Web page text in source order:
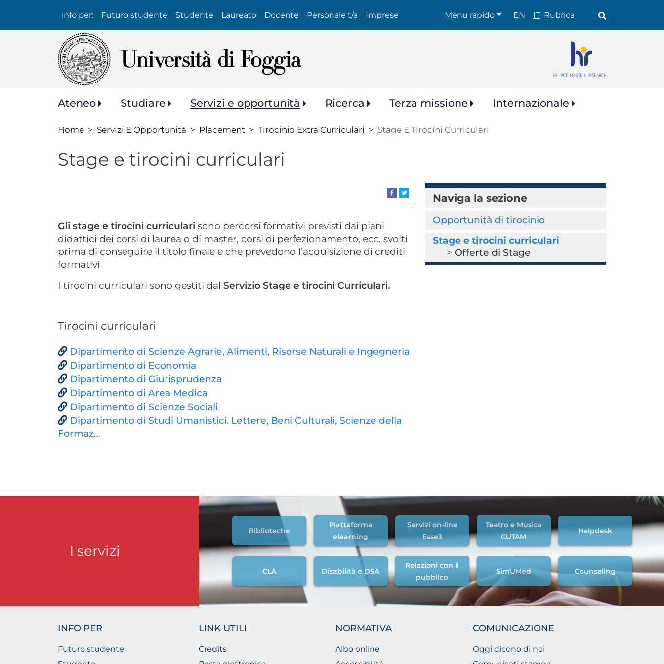
Info
per:
info per: Futuro studente Studente Laureato Docente Personale t/a Imprese Shortcuts
Menu rapido EN IT Rubrica
Navigazione
Ateneo Studiare Servizi e opportunità Ricerca Terza missione Internazionale
Home Servizi E Opportunità Placement Tirocinio Extra Curriculari Stage E Tirocini Curriculari
Stage e tirocini curriculari
Gli stage e tirocini curriculari sono percorsi formativi previsti dai piani
didattici dei corsi di laurea o di master, corsi di perfezionamento, ecc. svolti
prima di conseguire il titolo finale e che prevedono l’acquisizione di crediti
formativi
I tirocini curriculari sono gestiti dal Servizio Stage e tirocini Curriculari.
Tirocini curriculari
Dipartimento di Scienze Agrarie, Alimenti, Risorse Naturali e Ingegneria
Dipartimento di Economia
Dipartimento di Giurisprudenza
Dipartimento di Area Medica
Dipartimento di Scienze Sociali
Dipartimento di Studi Umanistici. Lettere, Beni Culturali, Scienze della
Formaz…
Naviga la sezione
Opportunità di tirocinio
Stage e tirocini curriculari
Offerte di Stage
I servizi
Biblioteche
Piattaforma
elearning
Servizi on-line
Esse3
Teatro e Musica
CUTAM
Helpdesk
CLA Disabilità e DSA
Relazioni con il
pubblico
SimUMed Counseling
INFO PER
Futuro studente
LINK UTILI
Credits
NORMATIVA
Albo online
COMUNICAZIONE
Oggi dicono di noi